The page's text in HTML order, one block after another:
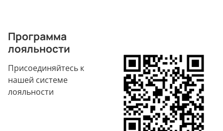
Программа
лояльности
Присоединяйтесь к
нашей системе
лояльности